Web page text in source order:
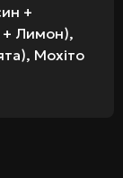
+
+ Лимон),
Мохіто